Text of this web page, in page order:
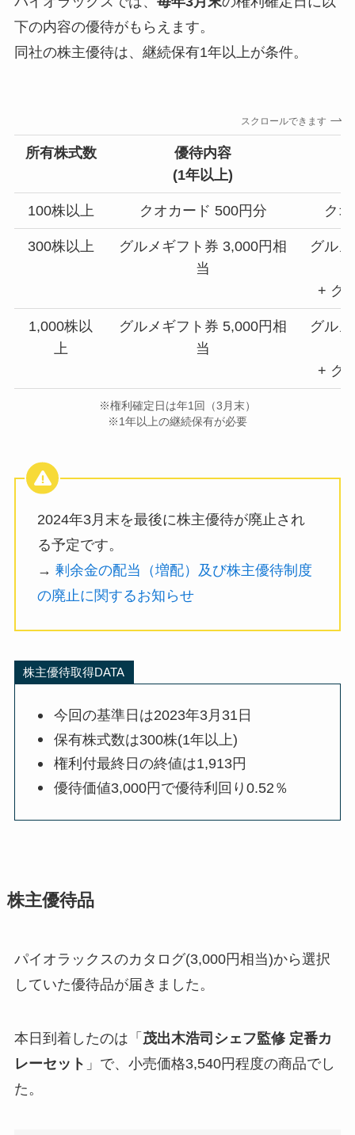
下の内容の優待がもらえます。
同社の株主優待は、継続保有1年以上が条件。
スクロールできます
所有株式数
優待内容
(1年以上)
100株以上 クオカード 500円分 ク
300株以上
グルメギフト券 3,000円相
当
グル
+ ク
1,000株以
上
グルメギフト券 5,000円相
当
グル
+ ク
※権利確定日は年1回（3月末）
※1年以上の継続保有が必要
2024年3月末を最後に株主優待が廃止され
る予定です。
→ 剰余金の配当（増配）及び株主優待制度
の廃止に関するお知らせ
株主優待取得DATA
今回の基準日は2023年3月31日
保有株式数は300株(1年以上)
権利付最終日の終値は1,913円
優待価値3,000円で優待利回り0.52％
株主優待品
パイオラックスのカタログ(3,000円相当)から選択
していた優待品が届きました。
本日到着したのは「 茂出木浩司シェフ監修 定番カ
レーセット 」で、小売価格3,540円程度の商品でし
た。